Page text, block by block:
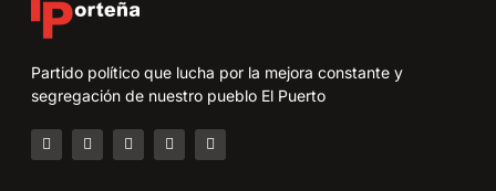
Partido político que lucha por la mejora constante y
segregación de nuestro pueblo El Puerto